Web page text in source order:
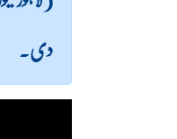
دی۔